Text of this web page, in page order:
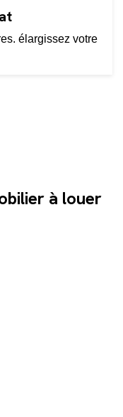
élargissez votre
à louer